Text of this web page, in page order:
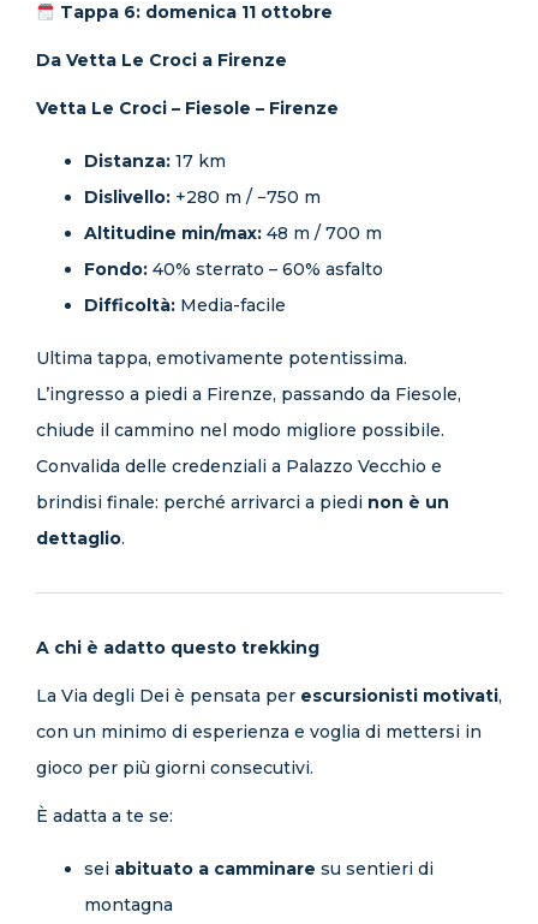
Tappa 6: domenica 11 ottobre
Da Vetta Le Croci a Firenze
Vetta Le Croci – Fiesole – Firenze
Distanza: 17 km
Dislivello: +280 m / −750 m
Altitudine min/max: 48 m / 700 m
Fondo: 40% sterrato – 60% asfalto
Difficoltà: Media-facile
Ultima tappa, emotivamente potentissima.
L’ingresso a piedi a Firenze, passando da Fiesole,
chiude il cammino nel modo migliore possibile.
Convalida delle credenziali a Palazzo Vecchio e
brindisi finale: perché arrivarci a piedi non è un
dettaglio.
A chi è adatto questo trekking
La Via degli Dei è pensata per escursionisti motivati,
con un minimo di esperienza e voglia di mettersi in
gioco per più giorni consecutivi.
È adatta a te se:
sei abituato a camminare su sentieri di
montagna